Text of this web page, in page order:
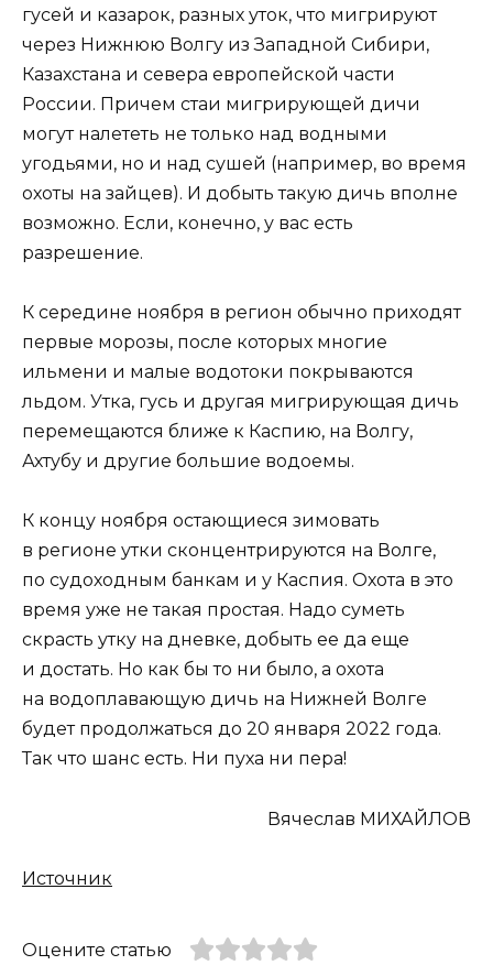
гусей и казарок, разных уток, что мигрируют
через Нижнюю Волгу из Западной Сибири,
Казахстана и севера европейской части
России. Причем стаи мигрирующей дичи
могут налететь не только над водными
угодьями, но и над сушей (например, во время
охоты на зайцев). И добыть такую дичь вполне
возможно. Если, конечно, у вас есть
разрешение.
К середине ноября в регион обычно приходят
первые морозы, после которых многие
ильмени и малые водотоки покрываются
льдом. Утка, гусь и другая мигрирующая дичь
перемещаются ближе к Каспию, на Волгу,
Ахтубу и другие большие водоемы.
К концу ноября остающиеся зимовать
в регионе утки сконцентрируются на Волге,
по судоходным банкам и у Каспия. Охота в это
время уже не такая простая. Надо суметь
скрасть утку на дневке, добыть ее да еще
и достать. Но как бы то ни было, а охота
на водоплавающую дичь на Нижней Волге
будет продолжаться до 20 января 2022 года.
Так что шанс есть. Ни пуха ни пера!
Вячеслав МИХАЙЛОВ
Источник
Оцените статью